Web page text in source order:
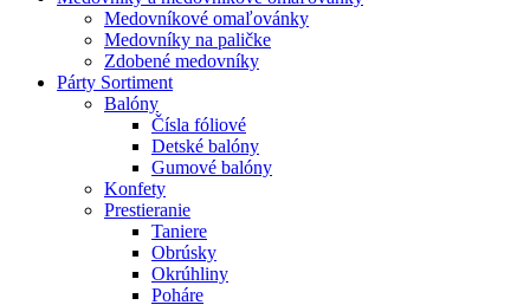
Medovníkové omaľovánky
Medovníky na paličke
Zdobené medovníky
Párty Sortiment
Balóny
Čísla fóliové
Detské balóny
Gumové balóny
Konfety
Prestieranie
Taniere
Obrúsky
Okrúhliny
Poháre